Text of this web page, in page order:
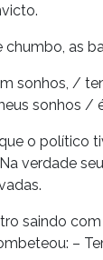
as
sonhos, /
sonhos /
o político
verdade
saindo
–